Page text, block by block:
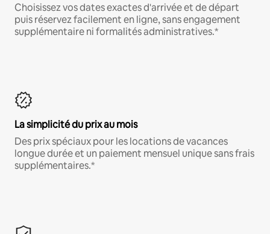
Choisissez vos dates exactes d'arrivée et de départ
puis réservez facilement en ligne, sans engagement
supplémentaire ni formalités administratives.*
La simplicité du prix au mois
Des prix spéciaux pour les locations de vacances
longue durée et un paiement mensuel unique sans frais
supplémentaires.*